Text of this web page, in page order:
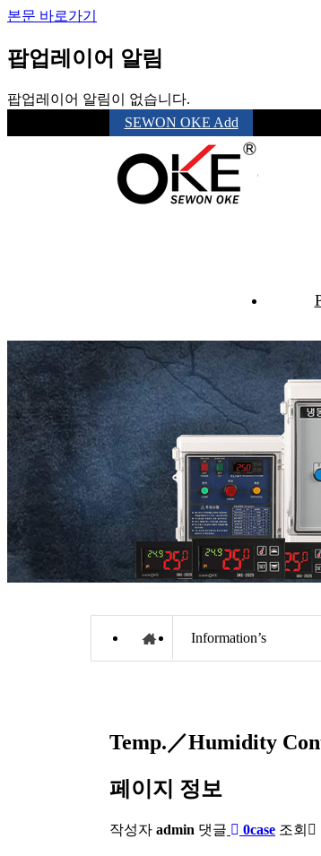
본문 바로가기
팝업레이어 알림
팝업레이어 알림이 없습니다.
SEWON OKE Add
Favorites +
Information’s
Temp.／Humidity
페이지 정보
작성자 admin 댓글 0case 조회